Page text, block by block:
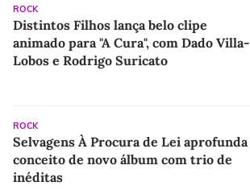
ROCK
Distintos Filhos lança belo clipe
animado para "A Cura", com Dado Villa-
Lobos e Rodrigo Suricato
ROCK
Selvagens À Procura de Lei aprofunda
conceito de novo álbum com trio de
inéditas